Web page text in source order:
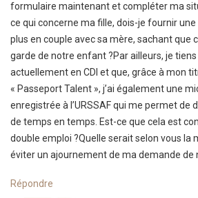
formulaire maintenant et compléter ma
ce qui concerne ma fille, dois-je fournir une
plus en couple avec sa mère, sachant que
garde de notre enfant ?Par ailleurs, je
actuellement en CDI et que, grâce à mon
« Passeport Talent », j’ai également une
enregistrée à l’URSSAF qui me permet de
de temps en temps. Est-ce que cela est
double emploi ?Quelle serait selon vous la
éviter un ajournement de ma demande de
Répondre